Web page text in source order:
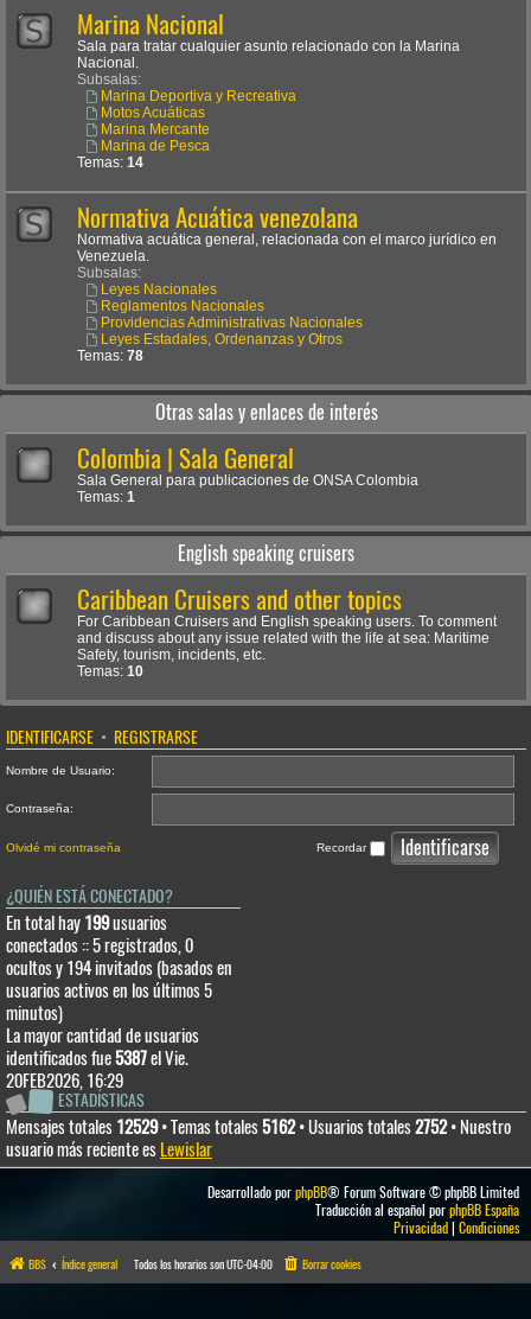
Marina Nacional
Sala para tratar cualquier asunto relacionado con la Marina
Nacional.
Subsalas:
Marina Deportiva y Recreativa
Motos Acuáticas
Marina Mercante
Marina de Pesca
Temas: 14
Normativa Acuática venezolana
Normativa acuática general, relacionada con el marco jurídico en
Venezuela.
Subsalas:
Leyes Nacionales
Reglamentos Nacionales
Providencias Administrativas Nacionales
Leyes Estadales, Ordenanzas y Otros
Temas: 78
Otras salas y enlaces de interés
Colombia | Sala General
Sala General para publicaciones de ONSA Colombia
Temas: 1
English speaking cruisers
Caribbean Cruisers and other topics
For Caribbean Cruisers and English speaking users. To comment
and discuss about any issue related with the life at sea: Maritime
Safety, tourism, incidents, etc.
Temas: 10
IDENTIFICARSE • REGISTRARSE
Nombre de Usuario:
Contraseña:
Olvidé mi contraseña Recordar
¿QUIÉN ESTÁ CONECTADO?
En total hay 199usuarios
conectados :: 5 registrados, 0
ocultos y 194 invitados (basados en
usuarios activos en los últimos 5
minutos)
La mayor cantidad de usuarios
identificados fue5387el Vie.
20FEB2026, 16:29
ESTADÍSTICAS
Mensajes totales 12529• Temas totales5162• Usuarios totales2752• Nuestro
usuario más reciente es Lewislar
Desarrollado porphpBB® Forum Software © phpBB Limited
Traducción al español porphpBB España
Privacidad| Condiciones
BBS Índice general Todos los horarios sonUTC-04:00 Borrar cookies